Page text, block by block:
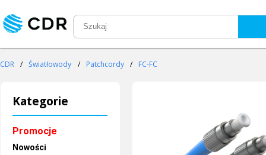
CDR / Światłowody / Patchcordy / FC-FC
Kategorie
Promocje
Nowości